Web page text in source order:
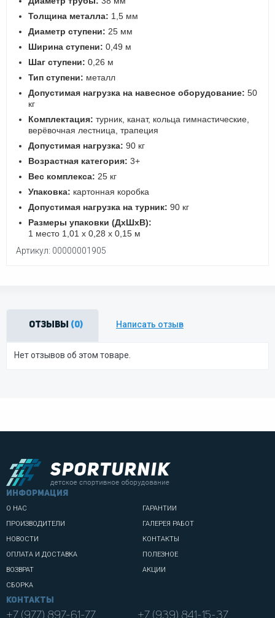
Толщина металла: 1,5 мм
Диаметр ступени: 25 мм
Ширина ступени: 0,49 м
Шаг ступени: 0,26 м
Тип ступени: металл
Допустимая нагрузка на навесное оборудование: 50
кг
Комплектация: турник, канат, кольца гимнастические,
верёвочная лестница, трапеция
Допустимая нагрузка: 90 кг
Возрастная категория: 3+
Вес комплекса: 25 кг
Упаковка: картонная коробка
Допустимая нагрузка на турник: 90 кг
Размеры упаковки (ДхШхВ):
1 место 1,01 х 0,28 х 0,15 м
Артикул: 00000001905
Отзывы (0) Написать отзыв
Нет отзывов об этом товаре.
информация
О НАС
ПРОИЗВОДИТЕЛИ
НОВОСТИ
ОПЛАТА И ДОСТАВКА
ВОЗВРАТ
СБОРКА
ГАРАНТИИ
ГАЛЕРЕЯ РАБОТ
КОНТАКТЫ
ПОЛЕЗНОЕ
АКЦИИ
Контакты
+7 (977) 897-61-77 +7 (939) 841-15-37